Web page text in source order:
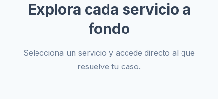
Explora cada servicio a
fondo
Selecciona un servicio y accede directo al que
resuelve tu caso.